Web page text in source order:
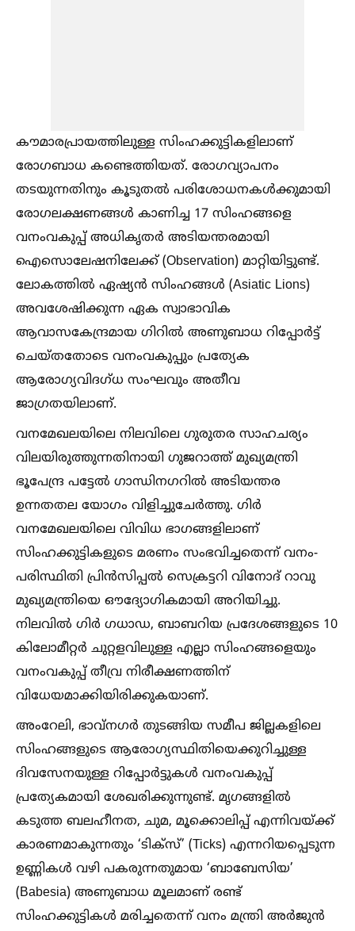
കൗമാരപ്രായത്തിലുള്ള സിംഹക്കുട്ടികളിലാണ്
രോഗബാധ കണ്ടെത്തിയത്. രോഗവ്യാപനം
തടയുന്നതിനും കൂടുതല്‍ പരിശോധനകള്‍ക്കുമായി
രോഗലക്ഷണങ്ങള്‍ കാണിച്ച 17 സിംഹങ്ങളെ
വനംവകുപ്പ് അധികൃതർ അടിയന്തരമായി
ഐസൊലേഷനിലേക്ക് (Observation) മാറ്റിയിട്ടുണ്ട്.
ലോകത്തില്‍ ഏഷ്യൻ സിംഹങ്ങള്‍ (Asiatic Lions)
അവശേഷിക്കുന്ന ഏക സ്വാഭാവിക
ആവാസകേന്ദ്രമായ ഗിറില്‍ അണുബാധ റിപ്പോർട്ട്
ചെയ്തതോടെ വനംവകുപ്പും പ്രത്യേക
ആരോഗ്യവിദഗ്ധ സംഘവും അതീവ
ജാഗ്രതയിലാണ്.
വനമേഖലയിലെ നിലവിലെ ഗുരുതര സാഹചര്യം
വിലയിരുത്തുന്നതിനായി ഗുജറാത്ത് മുഖ്യമന്ത്രി
ഭൂപേന്ദ്ര പട്ടേല്‍ ഗാന്ധിനഗറില്‍ അടിയന്തര
ഉന്നതതല യോഗം വിളിച്ചുചേർത്തു. ഗിർ
വനമേഖലയിലെ വിവിധ ഭാഗങ്ങളിലാണ്
സിംഹക്കുട്ടികളുടെ മരണം സംഭവിച്ചതെന്ന് വനം-
പരിസ്ഥിതി പ്രിൻസിപ്പല്‍ സെക്രട്ടറി വിനോദ് റാവു
മുഖ്യമന്ത്രിയെ ഔദ്യോഗികമായി അറിയിച്ചു.
നിലവില്‍ ഗിർ ഗധാഡ, ബാബറിയ പ്രദേശങ്ങളുടെ 10
കിലോമീറ്റർ ചുറ്റളവിലുള്ള എല്ലാ സിംഹങ്ങളെയും
വനംവകുപ്പ് തീവ്ര നിരീക്ഷണത്തിന്
വിധേയമാക്കിയിരിക്കുകയാണ്.
അംറേലി, ഭാവ്‌നഗർ തുടങ്ങിയ സമീപ ജില്ലകളിലെ
സിംഹങ്ങളുടെ ആരോഗ്യസ്ഥിതിയെക്കുറിച്ചുള്ള
ദിവസേനയുള്ള റിപ്പോർട്ടുകള്‍ വനംവകുപ്പ്
പ്രത്യേകമായി ശേഖരിക്കുന്നുണ്ട്. മൃഗങ്ങളില്‍
കടുത്ത ബലഹീനത, ചുമ, മൂക്കൊലിപ്പ് എന്നിവയ്ക്ക്
കാരണമാകുന്നതും ‘ടിക്സ്’ (Ticks) എന്നറിയപ്പെടുന്ന
ഉണ്ണികള്‍ വഴി പകരുന്നതുമായ ‘ബാബേസിയ’
(Babesia) അണുബാധ മൂലമാണ് രണ്ട്
സിംഹക്കുട്ടികള്‍ മരിച്ചതെന്ന് വനം മന്ത്രി അർജുൻ